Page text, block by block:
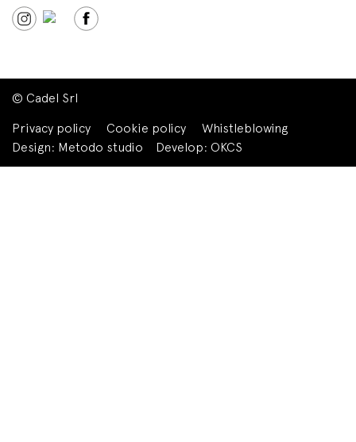
© Cadel Srl
Privacy policy
Cookie policy
Whistleblowing
Design: Metodo studio Develop: OKCS